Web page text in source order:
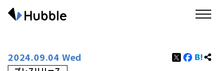
2024.09.04 Wed